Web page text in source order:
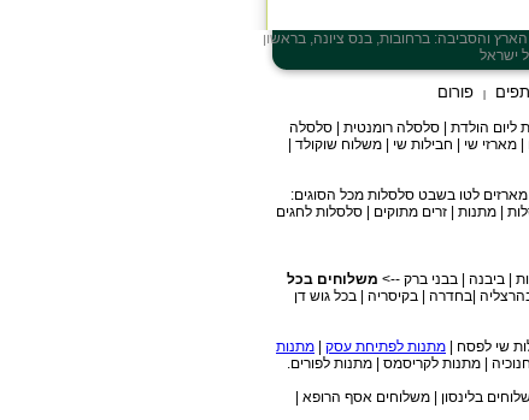
הארץ והסביבה: ברחובות, בנס ציונה, בראשון
פורום
ליום הולדת | סלסלה רומנטית | סלסלה
שי | חבילות שי | משלוח שוקולד |
מארזים לטו בשבט סלסלות מכל הסוגים:
| מתנות | זרים מתוקים | סלסלות לחגים
| ביבנה | בבני ברק --> משלוחים בכל
| בהרצליה |בחדרה | בקיסריה | בכל גוש דן
מתנות לפתיחת עסק
מתנות
| מתנות לקריסמס | מתנות לפורים.
בלינסון | משלוחים אסף הרופא |